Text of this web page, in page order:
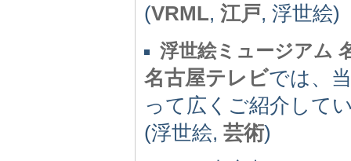
(VRML, 江戸, 浮世絵)
浮世絵ミュージアム
名古屋テレビでは、
って広くご紹介して
(浮世絵, 芸術)